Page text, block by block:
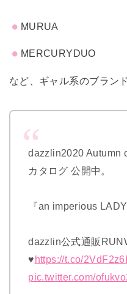
MURUA
MERCURYDUO
など、ギャル系のブラン
dazzlin2020 Autumn
カタログ 公開中。
『an imperious LADY
dazzlin公式通販
♥https://t.co/
pic.twitter.com/